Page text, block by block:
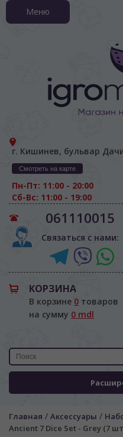
г. Кишинев, бульвар
Смотреть на карте
Пн-Пт: 11:00 - 20:00
Сб-Вс: 11:00 - 19:00
061110015
Связаться с нами:
КОРЗИНА
В корзине 0 товаров
на сумму 0 mdl
Меню
Главная / Аксессуары /
Ancient 7 Dice Set - Grey (7
ЯЗЫК САЙТА / LIMBA SITE-
На каком языке Вы
În ce limbă ați dori să vedeți